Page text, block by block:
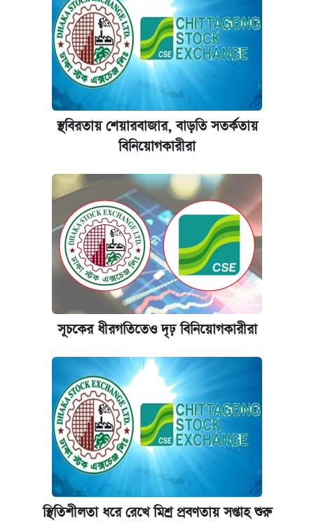
আজকের বাজারে স্বর্ণের দাম (৬ আগস্ট)
ঢাবি আইবিএর এক্সিকিউটিভ এমবিএতে ভর্তি শুরু,
আবেদন ১২ আগস্ট পর্যন্ত
প্রতিষ্ঠান প্রধানদের ভাইভা শুরুর নির্দেশ শিক্ষামন্ত্রীর
স্থবিরতায় শেয়ারবাজার, বাড়তি সতর্কতায়
বিনিয়োগকারীরা
সূচকের ধীরগতিতেও দৃঢ় বিনিয়োগকারীরা
স্থিতিশীলতা ধরে রেখে মিশ্র প্রবণতায় সপ্তাহ শুরু